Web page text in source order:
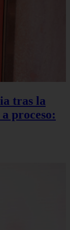
tras la
proceso: